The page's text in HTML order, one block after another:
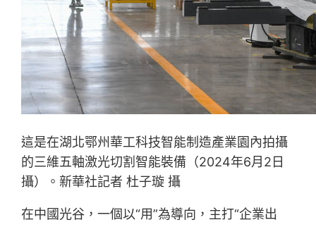
這是在湖北鄂州華工科技智能制造產業園內拍攝
的三維五軸激光切割智能裝備（2024年6月2日
攝）。新華社記者 杜子璇 攝
在中國光谷，一個以“用”為導向，主打“企業出